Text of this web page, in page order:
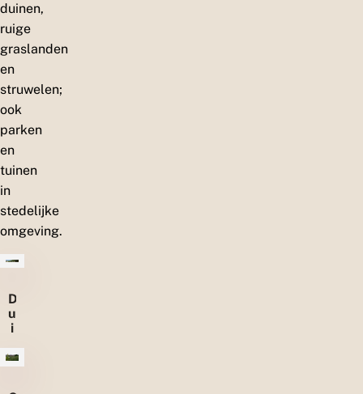
duinen,
ruige
graslanden
en
struwelen;
ook
parken
en
tuinen
in
stedelijke
omgeving.
D
u
i
e
n